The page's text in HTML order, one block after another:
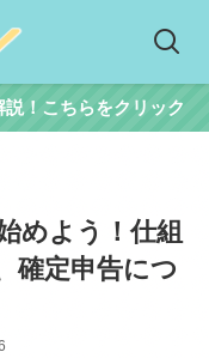
！こちらをクリック
めよう！仕組
確定申告につ